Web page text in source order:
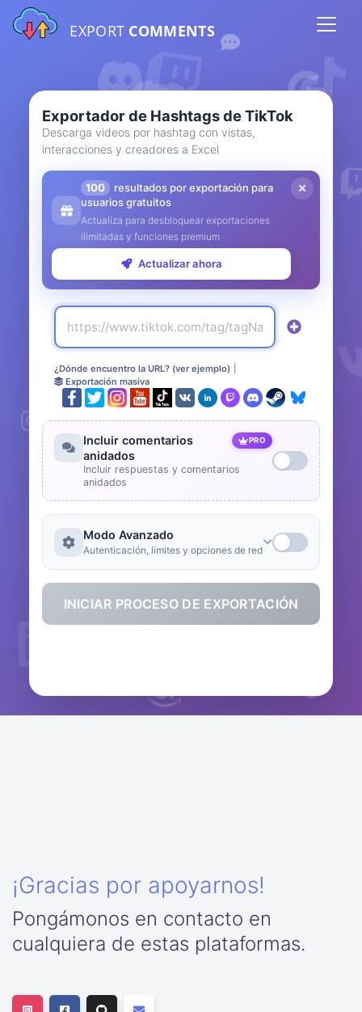
EXPORT COMMENTS
Exportador de Hashtags de TikTok
Descarga videos por hashtag con vistas,
interacciones y creadores a Excel
100
resultados por exportación para
usuarios gratuitos
Actualiza para desbloquear exportaciones
ilimitadas y funciones premium
Actualizar ahora
¿Dónde encuentro la URL? (ver ejemplo)
Exportación masiva
Incluir comentarios
anidados
PRO
Incluir respuestas y comentarios
anidados
Modo Avanzado
Autenticación, límites y opciones de red
INICIAR PROCESO DE EXPORTACIÓN
¡Gracias por apoyarnos!
Pongámonos en contacto en
cualquiera de estas plataformas.